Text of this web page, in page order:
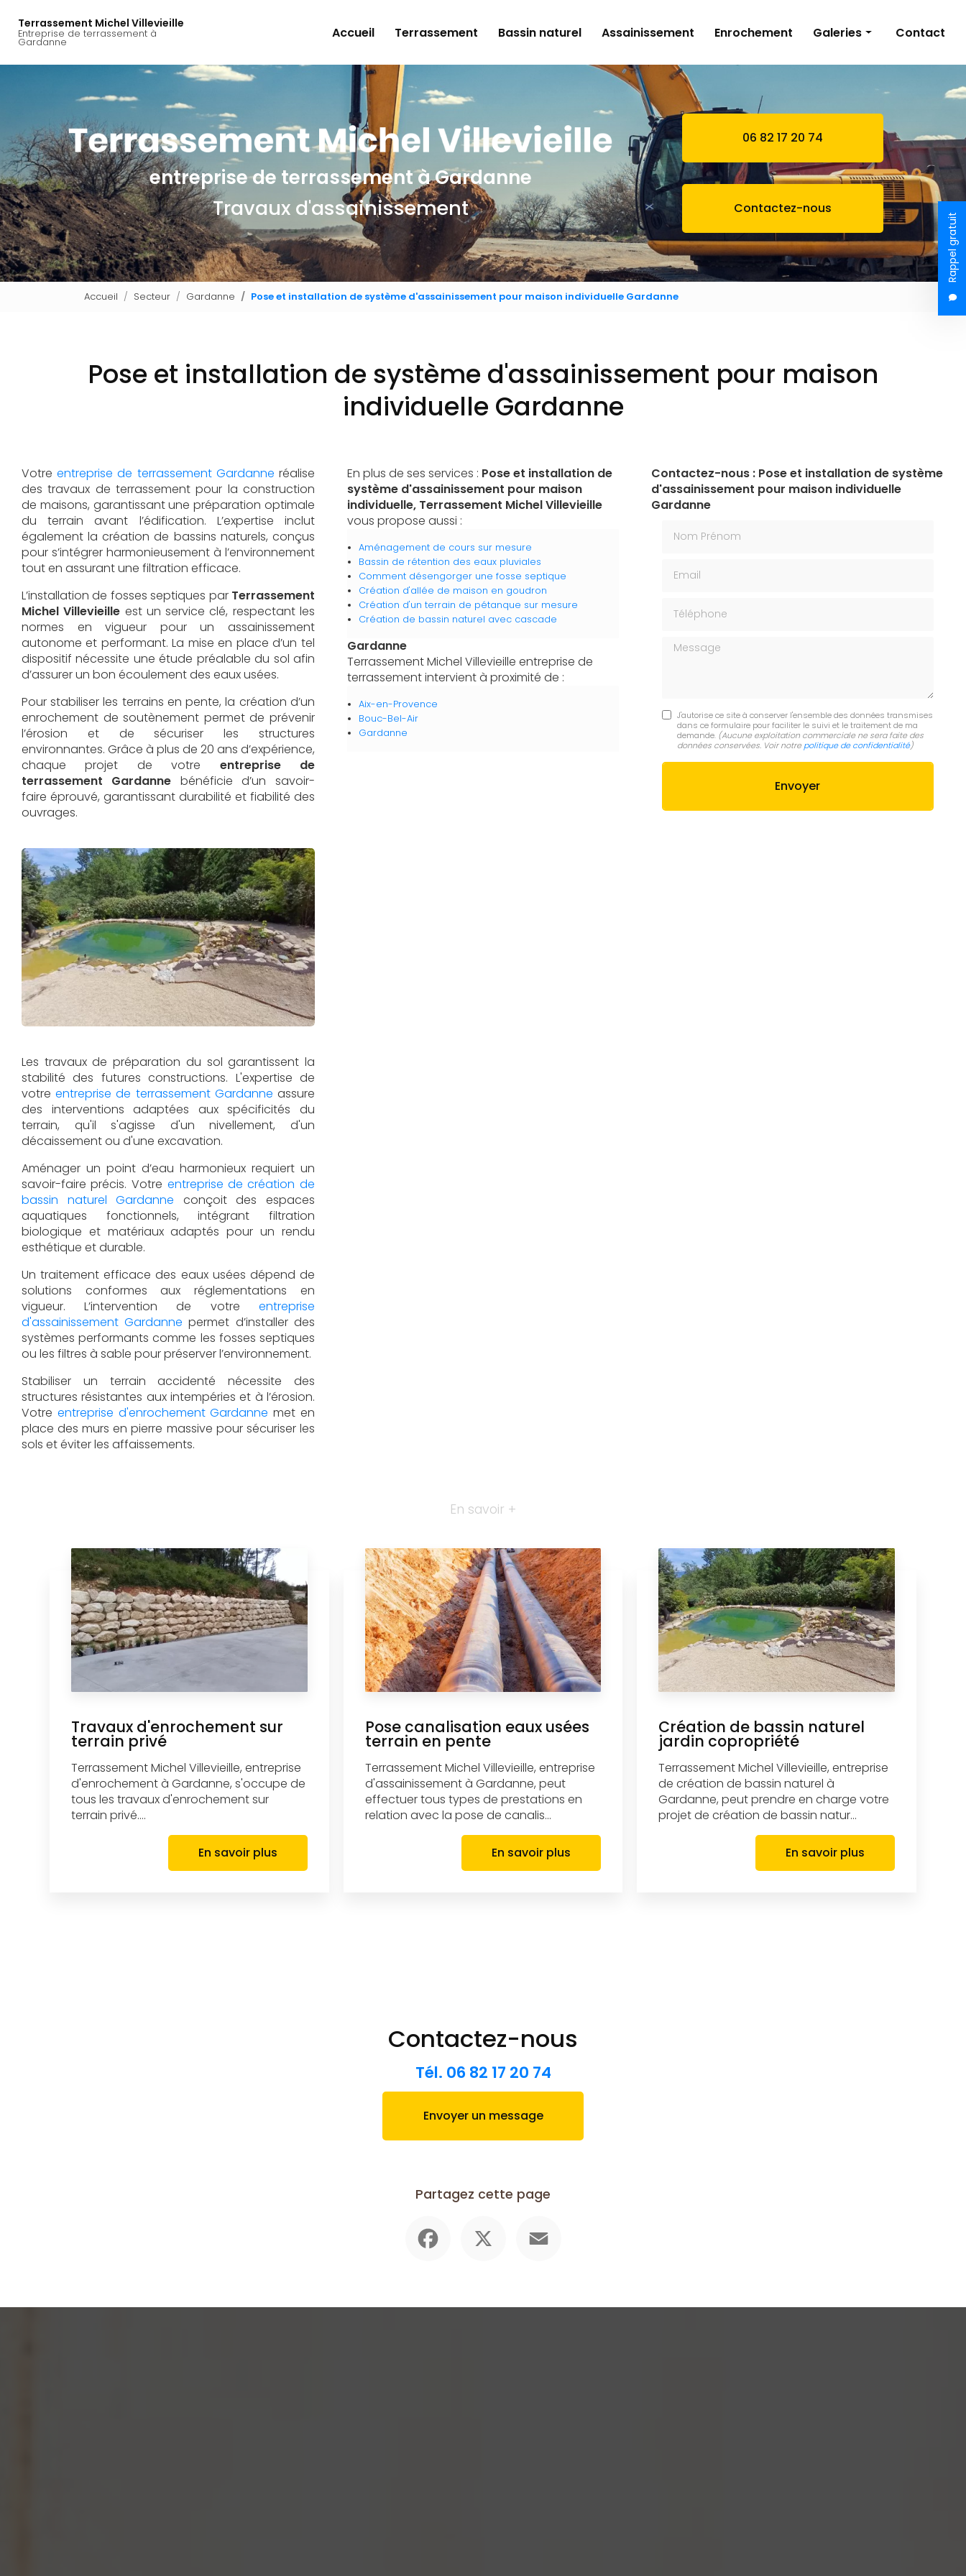
contenu
Terrassement Michel Villevieille
Entreprise de terrassement à
Gardanne
Rappel gratuit
Accueil
Terrassement Bassin naturel Assainissement Enrochement Galeries
Assainissement
Enrochement
Contact
entreprise de terrassementà Gardanne
Travaux d'assainissement
06 82 17 20 74
Contactez-nous
Accueil Secteur Gardanne Pose et installation de système d'assainissement pour maison individuelle Gardanne
Pose et installation de système d'assainissement pour maison
individuelle Gardanne
Votre entreprise de terrassement Gardanne réalise
des travaux de terrassement pour la construction
de maisons, garantissant une préparation optimale
du terrain avant l’édification. L’expertise inclut
également la création de bassins naturels, conçus
pour s’intégrer harmonieusement à l’environnement
tout en assurant une filtration efficace.
L’installation de fosses septiques par Terrassement
Michel Villevieille est un service clé, respectant les
normes en vigueur pour un assainissement
autonome et performant. La mise en place d’un tel
dispositif nécessite une étude préalable du sol afin
d’assurer un bon écoulement des eaux usées.
Pour stabiliser les terrains en pente, la création d’un
enrochement de soutènement permet de prévenir
l’érosion et de sécuriser les structures
environnantes. Grâce à plus de 20 ans d’expérience,
chaque projet de votre entreprise de
terrassement Gardanne bénéficie d’un savoir-
faire éprouvé, garantissant durabilité et fiabilité des
ouvrages.
Les travaux de préparation du sol garantissent la
stabilité des futures constructions. L'expertise de
votreentreprise de terrassement Gardanne assure
des interventions adaptées aux spécificités du
terrain, qu'il s'agisse d'un nivellement, d'un
décaissement ou d'une excavation.
Aménager un point d’eau harmonieux requiert un
savoir-faire précis. Votre entreprise de création de
bassin naturel Gardanne conçoit des espaces
aquatiques fonctionnels, intégrant filtration
biologique et matériaux adaptés pour un rendu
esthétique et durable.
Un traitement efficace des eaux usées dépend de
solutions conformes aux réglementations en
vigueur. L’intervention de votre entreprise
d'assainissement Gardanne permet d’installer des
systèmes performants comme les fosses septiques
ou les filtres à sable pour préserver l’environnement.
Stabiliser un terrain accidenté nécessite des
structures résistantes aux intempéries et à l’érosion.
Votre entreprise d'enrochement Gardanne met en
place des murs en pierre massive pour sécuriser les
sols et éviter les affaissements.
En plus de ses services : Pose et installation de
système d'assainissement pour maison
individuelle, Terrassement Michel Villevieille
vous propose aussi :
Aménagement de cours sur mesure
Bassin de rétention des eaux pluviales
Comment désengorger une fosse septique
Création d'allée de maison en goudron
Création d'un terrain de pétanque sur mesure
Création de bassin naturel avec cascade
Gardanne
Terrassement Michel Villevieille entreprise de
terrassement intervient à proximité de :
Aix-en-Provence
Bouc-Bel-Air
Gardanne
Contactez-nous : Pose et installation de système
d'assainissement pour maison individuelle
Gardanne
Message
J'autorise ce site à conserver l'ensemble des données transmises
dans ce formulaire pour faciliter le suivi et le traitement de ma
demande. (Aucune exploitation commerciale ne sera faite des
données conservées. Voir notre politique de confidentialité)
En savoir +
Travaux d'enrochement sur
terrain privé
Terrassement Michel Villevieille, entreprise
d'enrochement à Gardanne, s'occupe de
tous les travaux d'enrochement sur
terrain privé....
En savoir plus
Pose canalisation eaux usées
terrain en pente
Terrassement Michel Villevieille, entreprise
d'assainissement à Gardanne, peut
effectuer tous types de prestations en
relation avec la pose de canalis...
En savoir plus
Création de bassin naturel
jardin copropriété
Terrassement Michel Villevieille, entreprise
de création de bassin naturel à
Gardanne, peut prendre en charge votre
projet de création de bassin natur...
En savoir plus
Contactez-nous
Tél. 06 82 17 20 74
Envoyer un message
Partagez cette page